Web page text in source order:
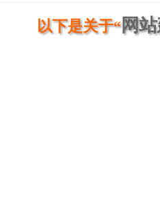
以下是关于“网